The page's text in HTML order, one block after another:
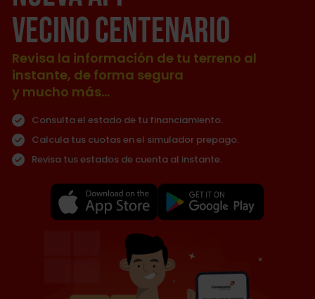
Vecino CENTENARIO
Revisa la información de tu terreno al
instante, de forma segura
y mucho más...
Consulta el estado de tu financiamiento.
Calcula tus cuotas en el simulador prepago.
Revisa tus estados de cuenta al instante.